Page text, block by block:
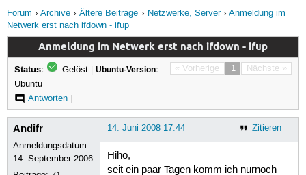
Forum
Archive Ältere Beiträge Netzwerke, Server
Anmeldung im
Netwerk erst nach ifdown - ifup
Anmeldung im Netwerk erst nach ifdown - ifup
« Vorherige 1 Nächste »
Status: Gelöst | Ubuntu-Version:
Ubuntu
Antworten|
Andifr
Anmeldungsdatum:
14. September 2006
Zitieren
14. Juni 2008 17:44
Hiho,
seit ein paar Tagen komm ich nurnoch